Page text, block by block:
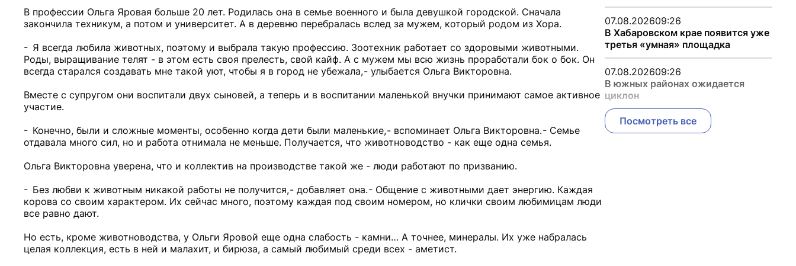
В профессии Ольга Яровая больше 20 лет. Родилась она в семье военного и была девушкой городской. Сначала
закончила техникум, а потом и университет. А в деревню перебралась вслед за мужем, который родом из Хора.
- Я всегда любила животных, поэтому и выбрала такую профессию. Зоотехник работает со здоровыми животными.
Роды, выращивание телят - в этом есть своя прелесть, свой кайф. А с мужем мы всю жизнь проработали бок о бок. Он
всегда старался создавать мне такой уют, чтобы я в город не убежала, - улыбается Ольга Викторовна.
Вместе с супругом они воспитали двух сыновей, а теперь и в воспитании маленькой внучки принимают самое активное
участие.
- Конечно, были и сложные моменты, особенно когда дети были маленькие, - вспоминает Ольга Викторовна. - Семье
отдавала много сил, но и работа отнимала не меньше. Получается, что животноводство - как еще одна семья.
Ольга Викторовна уверена, что и коллектив на производстве такой же - люди работают по призванию.
- Без любви к животным никакой работы не получится, - добавляет она. - Общение с животными дает энергию. Каждая
корова со своим характером. Их сейчас много, поэтому каждая под своим номером, но клички своим любимицам люди
все равно дают.
Но есть, кроме животноводства, у Ольги Яровой еще одна слабость - камни… А точнее, минералы. Их уже набралась
целая коллекция, есть в ней и малахит, и бирюза, а самый любимый среди всех - аметист.
07.08.202609:26
В Хабаровском крае появится уже
третья «умная» площадка
07.08.202609:26
В южных районах ожидается
циклон
Посмотреть все